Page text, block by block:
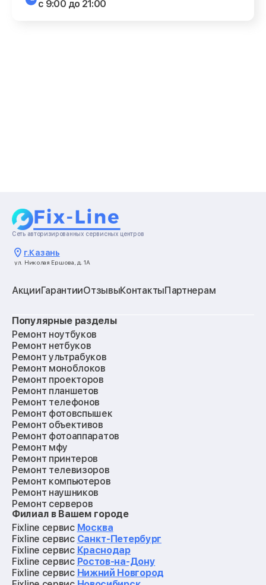
с 9:00 до 21:00
Сеть авторизированных сервисных центров
г.Казань
ул. Николая Ершова, д. 1А
АкцииГарантииОтзывыКонтактыПартнерам
Популярные разделы
Ремонт ноутбуков
Ремонт нетбуков
Ремонт ультрабуков
Ремонт моноблоков
Ремонт проекторов
Ремонт планшетов
Ремонт телефонов
Ремонт фотовспышек
Ремонт объективов
Ремонт фотоаппаратов
Ремонт мфу
Ремонт принтеров
Ремонт телевизоров
Ремонт компьютеров
Ремонт наушников
Ремонт серверов
Ремонт мониторов
Ремонт квадрокоптеров
Ремонт электросамокатов
Ремонт материнских плат
Ремонт видеокарт
Ремонт кофемашин
Филиал в Вашем городе
Fixline сервис Москва
Fixline сервис Санкт-Петербург
Fixline сервис Краснодар
Fixline сервис Ростов-на-Дону
Fixline сервис Нижний Новгород